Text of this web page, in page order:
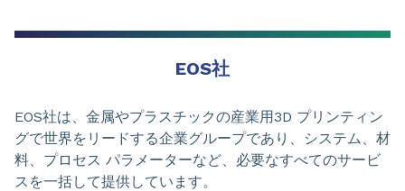
EOS社
EOS社は、金属やプラスチックの産業用3D プリンティン
グで世界をリードする企業グループであり、システム、材
料、プロセス パラメーターなど、必要なすべてのサービ
スを一括して提供しています。